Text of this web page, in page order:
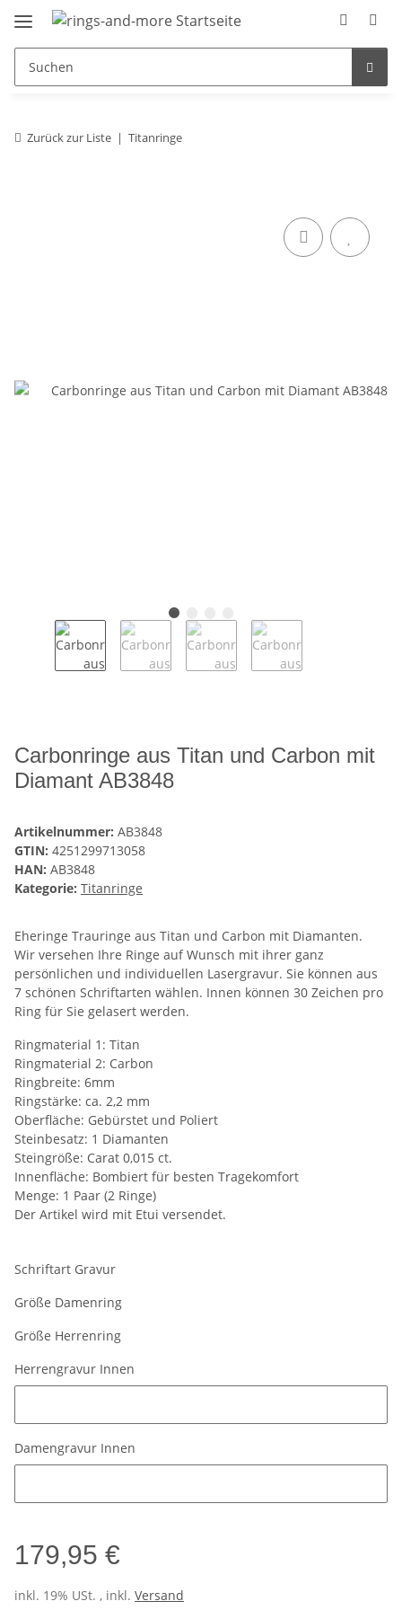
Zurück zur Liste Titanringe
Carbonringe aus Titan und Carbon mit
Diamant AB3848
Artikelnummer: AB3848
GTIN: 4251299713058
HAN: AB3848
Kategorie: Titanringe
Eheringe Trauringe aus Titan und Carbon mit Diamanten.
Wir versehen Ihre Ringe auf Wunsch mit ihrer ganz
persönlichen und individuellen Lasergravur. Sie können aus
7 schönen Schriftarten wählen. Innen können 30 Zeichen pro
Ring für Sie gelasert werden.
Ringmaterial 1: Titan
Ringmaterial 2: Carbon
Ringbreite: 6mm
Ringstärke: ca. 2,2 mm
Oberfläche: Gebürstet und Poliert
Steinbesatz: 1 Diamanten
Steingröße: Carat 0,015 ct.
Innenfläche: Bombiert für besten Tragekomfort
Menge: 1 Paar (2 Ringe)
Der Artikel wird mit Etui versendet.
Schriftart Gravur
Größe Damenring
Größe Herrenring
Herrengravur Innen
Damengravur Innen
179,95 €
inkl. 19% USt. , inkl. Versand